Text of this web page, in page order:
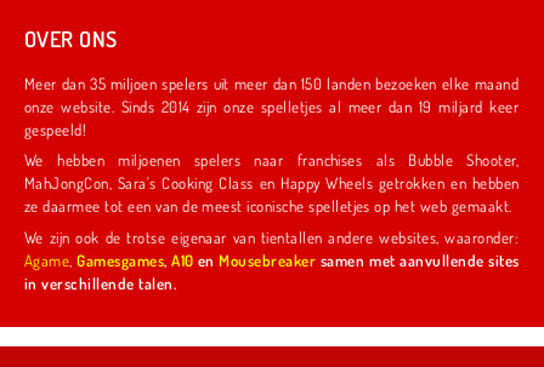
OVER ONS
Meer dan 35 miljoen spelers uit meer dan 150 landen bezoeken elke maand
onze website. Sinds 2014 zijn onze spelletjes al meer dan 19 miljard keer
gespeeld!
We hebben miljoenen spelers naar franchises als Bubble Shooter,
MahJongCon, Sara's Cooking Class en Happy Wheels getrokken en hebben
ze daarmee tot een van de meest iconische spelletjes op het web gemaakt.
We zijn ook de trotse eigenaar van tientallen andere websites, waaronder:
Agame ,Gamesgames,A10 enMousebreaker samen met aanvullende sites
in verschillende talen.